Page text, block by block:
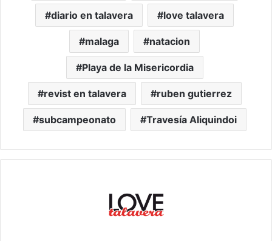
diario en talavera love talavera
malaga natacion
Playa de la Misericordia
revist en talavera ruben gutierrez
subcampeonato Travesía Aliquindoi